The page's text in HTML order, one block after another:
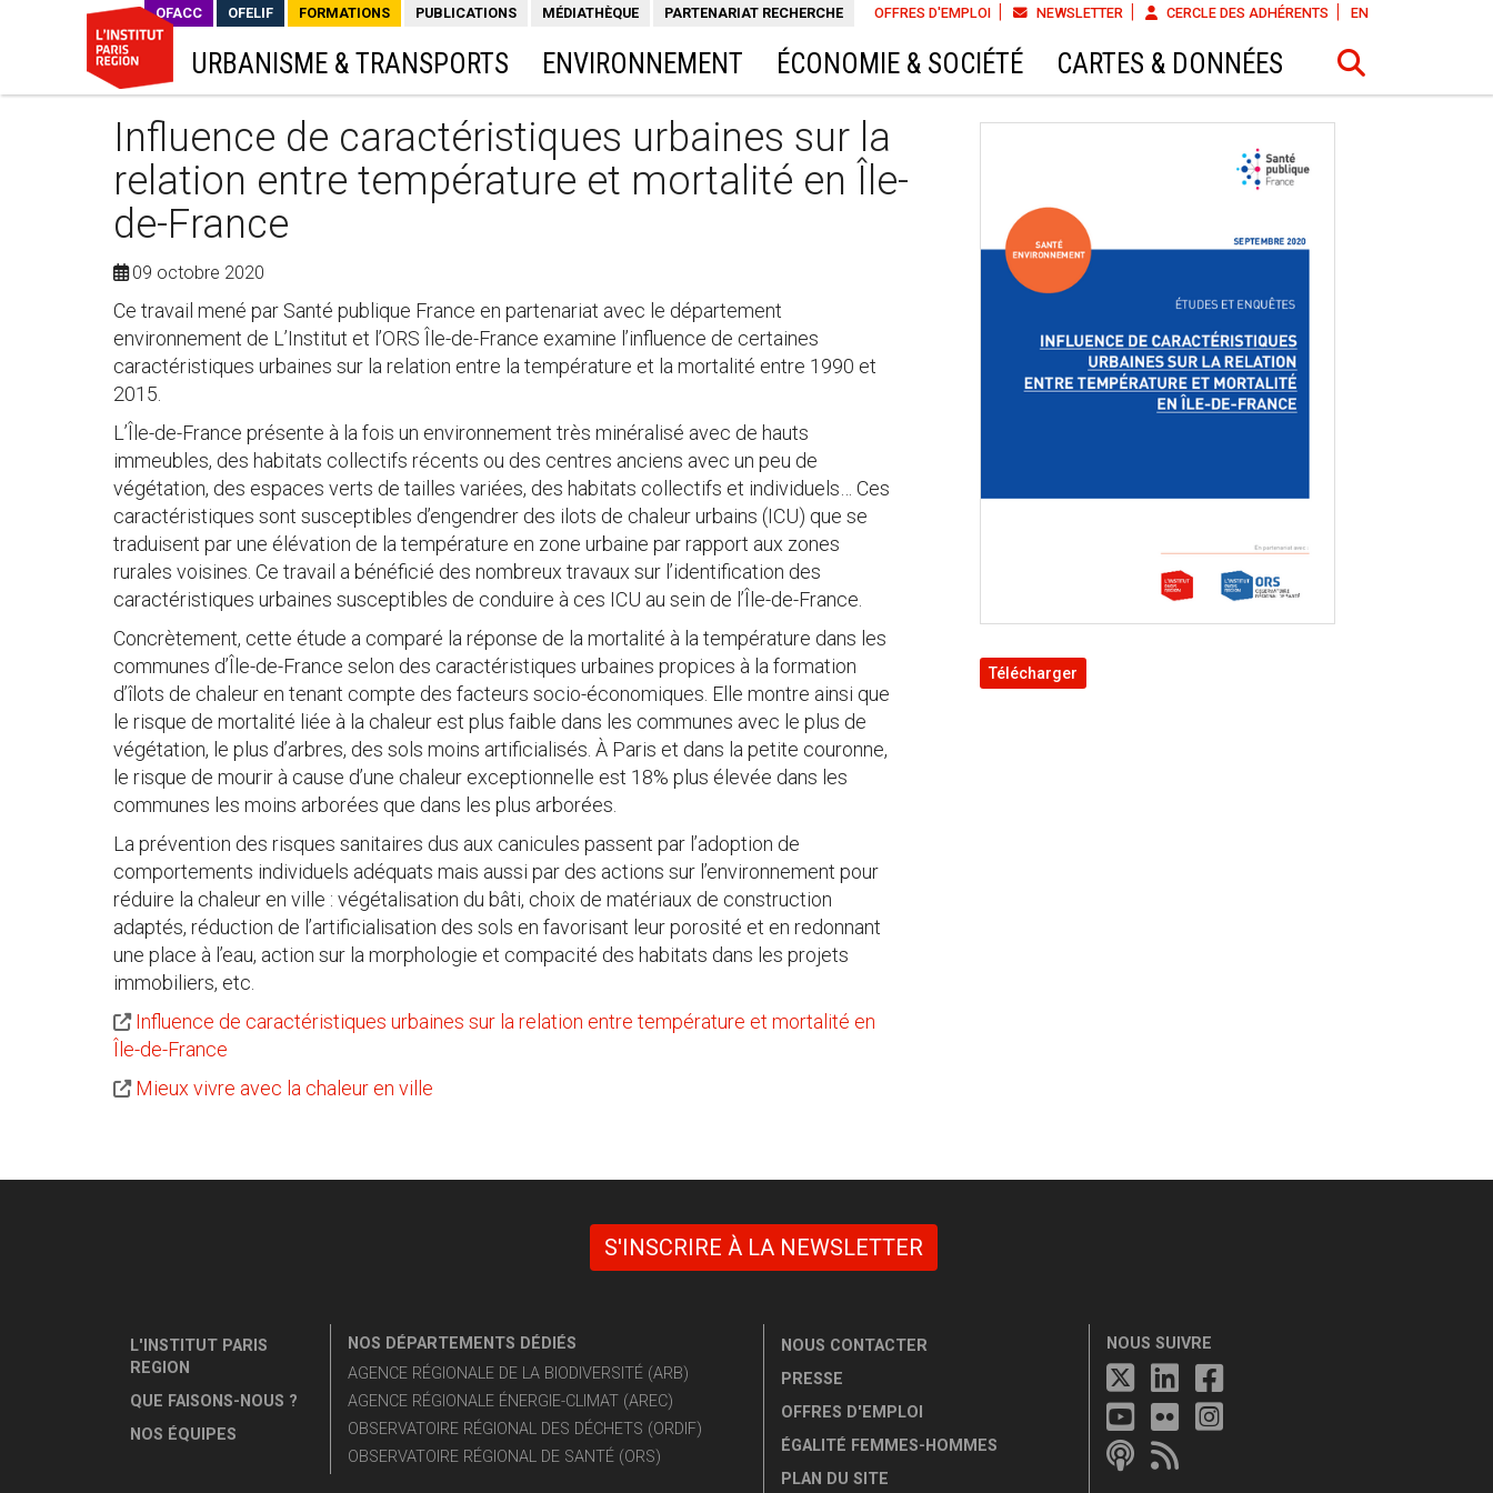
OFFRES D'EMPLOI NEWSLETTER CERCLE DES ADHÉRENTS EN
OFACC OFELIF FORMATIONS PUBLICATIONS MÉDIATHÈQUE PARTENARIAT RECHERCHE
URBANISME & TRANSPORTS ENVIRONNEMENT ÉCONOMIE & SOCIÉTÉ CARTES & DONNÉES
Influence de caractéristiques urbaines sur la
relation entre température et mortalité en Île-
de-France
09 octobre 2020
Ce travail mené par Santé publique France en partenariat avec le département
environnement de L’Institut et l’ORS Île-de-France examine l’influence de certaines
caractéristiques urbaines sur la relation entre la température et la mortalité entre 1990 et
2015.
L’Île-de-France présente à la fois un environnement très minéralisé avec de hauts
immeubles, des habitats collectifs récents ou des centres anciens avec un peu de
végétation, des espaces verts de tailles variées, des habitats collectifs et individuels… Ces
caractéristiques sont susceptibles d’engendrer des ilots de chaleur urbains (ICU) que se
traduisent par une élévation de la température en zone urbaine par rapport aux zones
rurales voisines. Ce travail a bénéficié des nombreux travaux sur l’identification des
caractéristiques urbaines susceptibles de conduire à ces ICU au sein de l’Île-de-France.
Concrètement, cette étude a comparé la réponse de la mortalité à la température dans les
communes d’Île-de-France selon des caractéristiques urbaines propices à la formation
d’îlots de chaleur en tenant compte des facteurs socio-économiques. Elle montre ainsi que
le risque de mortalité liée à la chaleur est plus faible dans les communes avec le plus de
végétation, le plus d’arbres, des sols moins artificialisés. À Paris et dans la petite couronne,
le risque de mourir à cause d’une chaleur exceptionnelle est 18% plus élevée dans les
communes les moins arborées que dans les plus arborées.
La prévention des risques sanitaires dus aux canicules passent par l’adoption de
comportements individuels adéquats mais aussi par des actions sur l’environnement pour
réduire la chaleur en ville : végétalisation du bâti, choix de matériaux de construction
adaptés, réduction de l’artificialisation des sols en favorisant leur porosité et en redonnant
une place à l’eau, action sur la morphologie et compacité des habitats dans les projets
immobiliers, etc.
Influence de caractéristiques urbaines sur la relation entre température et mortalité en
Île-de-France
Mieux vivre avec la chaleur en ville
Télécharger
S'INSCRIRE À LA NEWSLETTER
L'INSTITUT PARIS
REGION
QUE FAISONS-NOUS ?
NOS ÉQUIPES
NOS DÉPARTEMENTS DÉDIÉS
AGENCE RÉGIONALE DE LA BIODIVERSITÉ (ARB)
AGENCE RÉGIONALE ÉNERGIE-CLIMAT (AREC)
OBSERVATOIRE RÉGIONAL DES DÉCHETS (ORDIF)
OBSERVATOIRE RÉGIONAL DE SANTÉ (ORS)
NOUS CONTACTER
PRESSE
OFFRES D'EMPLOI
ÉGALITÉ FEMMES-HOMMES
PLAN DU SITE
NOUS SUIVRE